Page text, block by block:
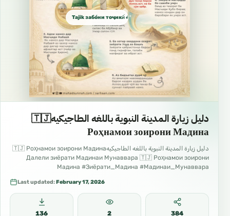
Tajik забо́ни тоҷикӣ́ الطاجيكية
دليل زيارة المدينة النبوية باللغه الطاجيكيه🇹🇯
Роҳнамои зоирони Мадина
دليل زيارة المدينة النبوية باللغه الطاجيكيه🇹🇯 Роҳнамои зоирони Мадина
Далели зиёрати Мадинаи Мунаввара 🇹🇯 Роҳнамои зоирони
Мадина #Зиёрати_Мадина #Мадинаи_Мунаввара
Last updated:February 17, 2026
136 2 384